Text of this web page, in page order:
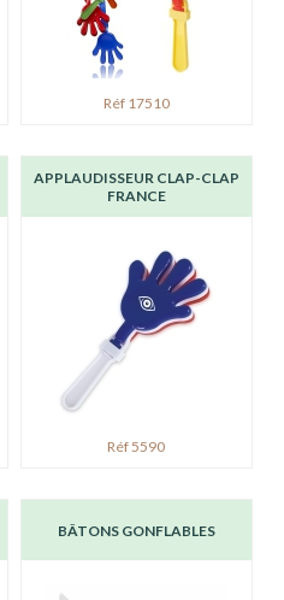
Réf 17510
APPLAUDISSEUR CLAP-CLAP
FRANCE
Réf 5590
BÂTONS GONFLABLES